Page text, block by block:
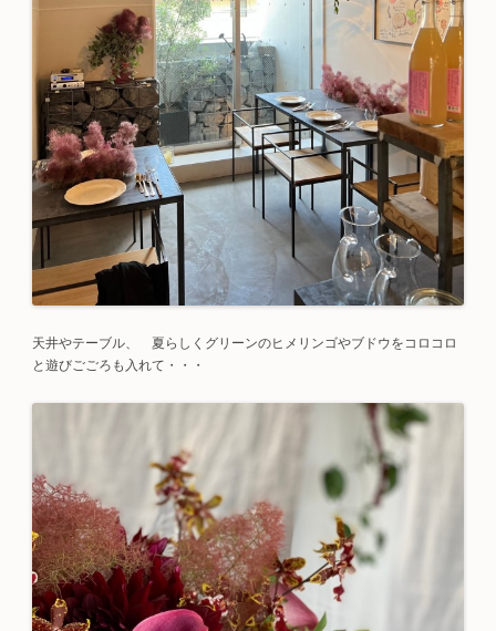
天井やテーブル、 夏らしくグリーンのヒメリンゴやブドウをコロコロ
と遊びごごろも入れて・・・